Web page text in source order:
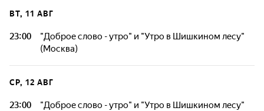
ВТ, 11 АВГ
23:00
"Доброе слово - утро" и "Утро в Шишкином лесу"
(Москва)
СР, 12 АВГ
23:00
"Доброе слово - утро" и "Утро в Шишкином лесу"